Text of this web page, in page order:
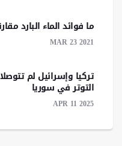
ما فوائد الماء البارد
MAR 23 2021
تركيا وإسرائيل لم
التوتر في سوريا
APR 11 2025